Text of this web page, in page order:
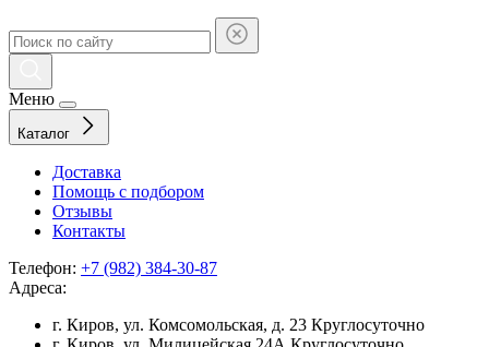
Меню
Каталог
Доставка
Помощь с подбором
Отзывы
Контакты
Телефон: +7 (982) 384-30-87
Адреса:
г. Киров, ул. Комсомольская, д. 23 Круглосуточно